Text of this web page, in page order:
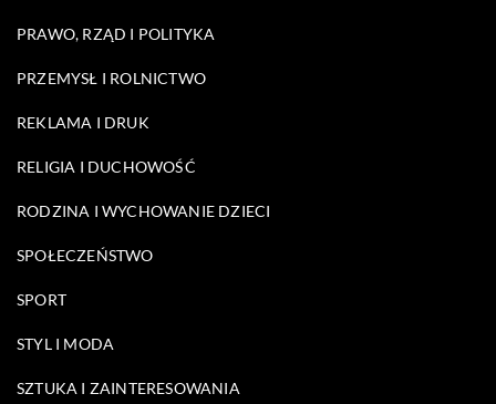
PRAWO, RZĄD I POLITYKA
PRZEMYSŁ I ROLNICTWO
REKLAMA I DRUK
RELIGIA I DUCHOWOŚĆ
RODZINA I WYCHOWANIE DZIECI
SPOŁECZEŃSTWO
SPORT
STYL I MODA
SZTUKA I ZAINTERESOWANIA